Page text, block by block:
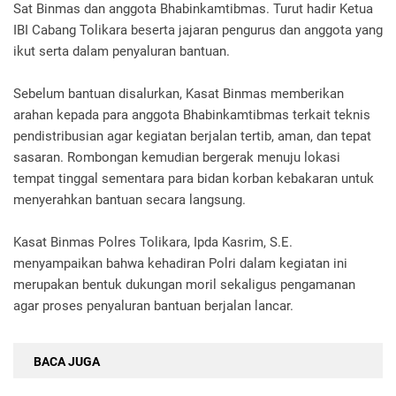
Sat Binmas dan anggota Bhabinkamtibmas. Turut hadir Ketua
IBI Cabang Tolikara beserta jajaran pengurus dan anggota yang
ikut serta dalam penyaluran bantuan.
Sebelum bantuan disalurkan, Kasat Binmas memberikan
arahan kepada para anggota Bhabinkamtibmas terkait teknis
pendistribusian agar kegiatan berjalan tertib, aman, dan tepat
sasaran. Rombongan kemudian bergerak menuju lokasi
tempat tinggal sementara para bidan korban kebakaran untuk
menyerahkan bantuan secara langsung.
Kasat Binmas Polres Tolikara, Ipda Kasrim, S.E.
menyampaikan bahwa kehadiran Polri dalam kegiatan ini
merupakan bentuk dukungan moril sekaligus pengamanan
agar proses penyaluran bantuan berjalan lancar.
BACA JUGA